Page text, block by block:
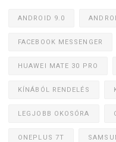
ANDROID 9.0
FACEBOOK MESSENGER
HUAWEI MATE 30 PRO
KÍNÁBÓL RENDELÉS
LEGJOBB OKOSÓRA
ONEPLUS 7T